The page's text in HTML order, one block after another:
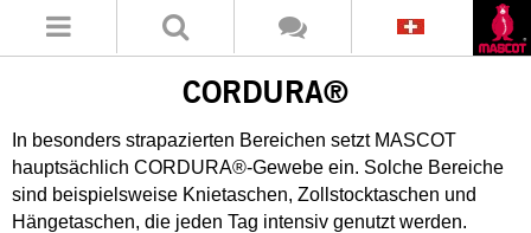
CORDURA®
In besonders strapazierten Bereichen setzt MASCOT
hauptsächlich CORDURA®-Gewebe ein. Solche Bereiche
sind beispielsweise Knietaschen, Zollstocktaschen und
Hängetaschen, die jeden Tag intensiv genutzt werden.